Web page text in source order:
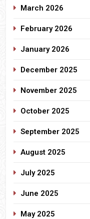
March 2026
February 2026
January 2026
December 2025
November 2025
October 2025
September 2025
August 2025
July 2025
June 2025
May 2025